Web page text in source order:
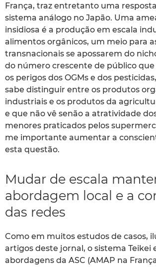
França, traz entretanto uma
sistema análogo no Japão. Uma
insidiosa é a produção em escala
alimentos orgânicos, um meio para
transnacionais se apossarem do
do número crescente de público
os perigos dos OGMs e dos
sabe distinguir entre os produtos
industriais e os produtos da
e que não vê senão a atratividade
menores praticados pelos
me importante aumentar a
esta questão.
Mudar de escala
abordagem local e a
das redes
Como em muitos estudos de casos,
artigos deste jornal, o sistema Teikei
abordagens da ASC (AMAP na